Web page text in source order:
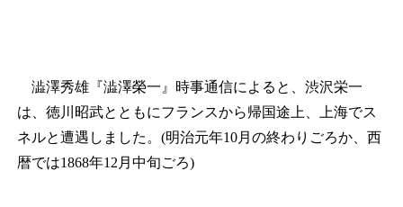
澁澤秀雄『澁澤榮一』時事通信によると、渋沢栄一
は、徳川昭武とともにフランスから帰国途上、上海でス
ネルと遭遇しました。(明治元年10月の終わりごろか、西
暦では1868年12月中旬ごろ)